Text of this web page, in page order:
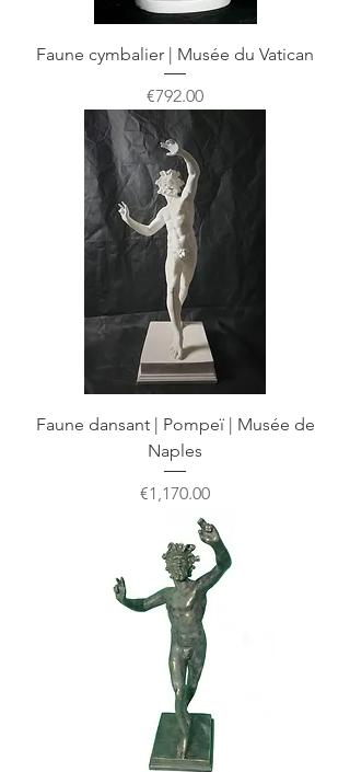
Faune cymbalier | Musée du Vatican
Price
€792.00
Faune dansant | Pompeï | Musée de
Naples
Price
€1,170.00